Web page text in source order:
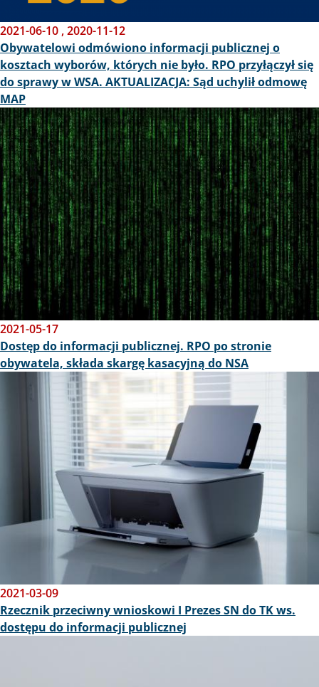
2021-06-10 ,2020-11-12
Obywatelowi odmówiono informacji publicznej o
kosztach wyborów, których nie było. RPO przyłączył się
do sprawy w WSA. AKTUALIZACJA: Sąd uchylił odmowę
MAP
Obraz
2021-05-17
Dostęp do informacji publicznej. RPO po stronie
obywatela, składa skargę kasacyjną do NSA
2021-03-09
Rzecznik przeciwny wnioskowi I Prezes SN do TK ws.
dostępu do informacji publicznej